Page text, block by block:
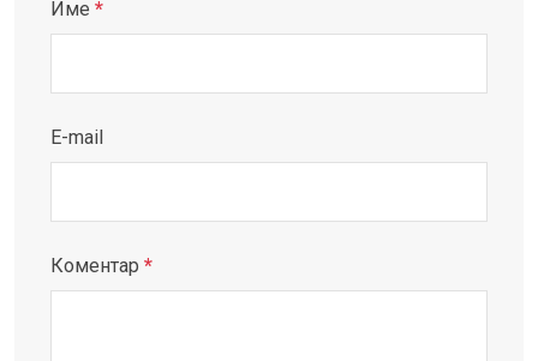
Име *
E-mail
Коментар *